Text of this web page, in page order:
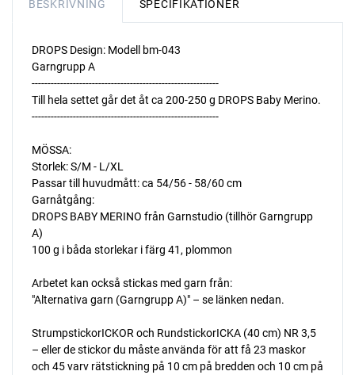
BESKRIVNING SPECIFIKATIONER
DROPS Design: Modell bm-043
Garngrupp A
-----------------------------------------------------------
Till hela settet går det åt ca 200-250 g DROPS Baby Merino.
-----------------------------------------------------------
MÖSSA:
Storlek: S/M - L/XL
Passar till huvudmått: ca 54/56 - 58/60 cm
Garnåtgång:
DROPS BABY MERINO från Garnstudio (tillhör Garngrupp
A)
100 g i båda storlekar i färg 41, plommon
Arbetet kan också stickas med garn från:
"Alternativa garn (Garngrupp A)" – se länken nedan.
StrumpstickorICKOR och RundstickorICKA (40 cm) NR 3,5
– eller de stickor du måste använda för att få 23 maskor
och 45 varv rätstickning på 10 cm på bredden och 10 cm på